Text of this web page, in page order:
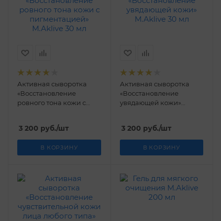
Активная сыворотка
«Восстановление
ровного тона кожи с
3 200 руб./шт
В КОРЗИНУ
Активная сыворотка
«Восстановление
увядающей кожи»
3 200 руб./шт
В КОРЗИНУ